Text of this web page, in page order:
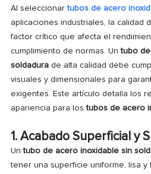
Al seleccionartubos de acero
aplicaciones industriales, la calidad
factor crítico que afecta el
cumplimiento de normas. Untubo
soldadurade alta calidad debe
visuales y dimensionales para
exigentes. Este artículo detalla los
apariencia para lostubos de acero
1. Acabado Superficial y
Untubo de acero inoxidable sin
tener una superficie uniforme, lisa y